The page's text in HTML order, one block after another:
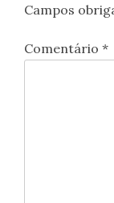
Campos
Comentário *